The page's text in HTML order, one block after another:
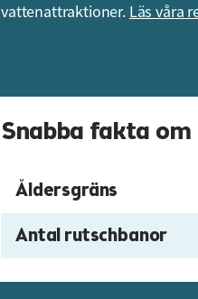
vattenattraktioner. Läs våra
Snabba fakta om
Åldersgräns
Antal rutschbanor